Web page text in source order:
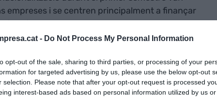
- Do Not Process My Personal Information
opt-out of the sale, sharing to third parties, or processing of your
for targeted advertising by us, please use the below opt-out
selection. Please note that after your opt-out request is processed
interest-based ads based on personal information utilized by us
empreses i se centren principalment a finançar
així com en projectes associats a l'activitat
país.
CaixaBank compta també amb una àrea de
cent especialistes, els quals ofereixen
a les empreses clients. D'altra